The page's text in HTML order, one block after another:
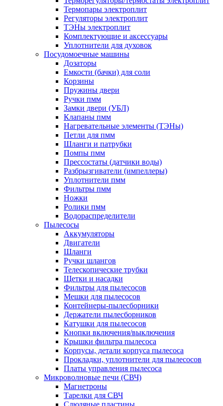
Термопары электроплит
Регуляторы электроплит
ТЭНы электроплит
Комплектующие и аксессуары
Уплотнители для духовок
Посудомоечные машины
Дозаторы
Емкости (бачки) для соли
Корзины
Пружины двери
Ручки пмм
Замки двери (УБЛ)
Клапаны пмм
Нагревательные элементы (ТЭНы)
Петли для пмм
Шланги и патрубки
Помпы пмм
Прессостаты (датчики воды)
Разбрызгиватели (импеллеры)
Уплотнители пмм
Фильтры пмм
Ножки
Ролики пмм
Водораспределители
Пылесосы
Аккумуляторы
Двигатели
Шланги
Ручки шлангов
Телескопические трубки
Щетки и насадки
Фильтры для пылесосов
Мешки для пылесосов
Контейнеры-пылесборники
Держатели пылесборников
Катушки для пылесосов
Кнопки включения/выключения
Крышки фильтра пылесоса
Корпусы, детали корпуса пылесоса
Прокладки, уплотнители для пылесосов
Платы управления пылесоса
Микроволновые печи (СВЧ)
Магнетроны
Тарелки для СВЧ
Слюдяные пластины